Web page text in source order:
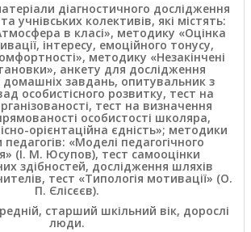
діагностичного дослідження
учнівських колективів, які містять:
в класі», методику «Оцінка
інтересу, емоційного тонусу,
методику «Незакінчені
анкету для дослідження
завдань, опитувальник з
особистісного розвитку, тест на
тест на визначення
особистості школяра,
орієнтаційна єдність»; методики
педагогів: «Моделі педагогічного
(І. М. Юсупов), тест самооцінки
здібностей, дослідження шляхів
тест «Типологія мотивації» (О.
П. Єлісєєв).
старший шкільний вік, дорослі
люди.